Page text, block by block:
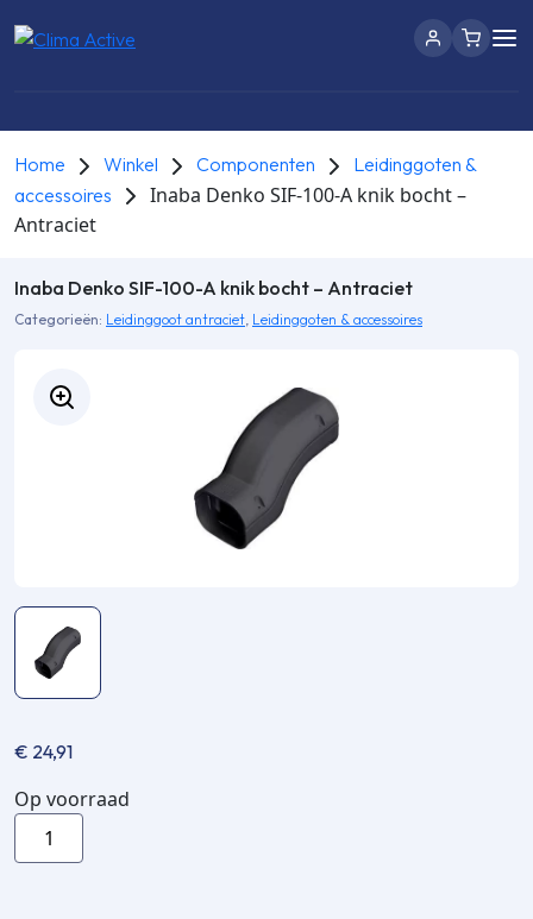
Home Winkel Componenten
Leidinggoten &
accessoires
Inaba Denko SIF-100-A knik bocht –
Antraciet
Inaba Denko SIF-100-A knik bocht – Antraciet
Categorieën: Leidinggoot antraciet, Leidinggoten & accessoires
€ 24,91
Op voorraad
Inaba
Denko